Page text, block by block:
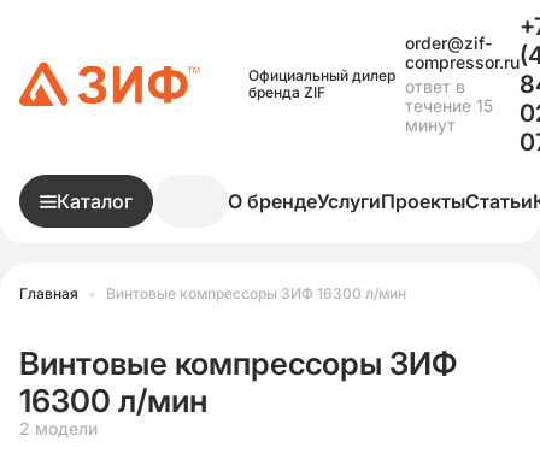
Официальный дилер
бренда ZIF
order@zif-
compressor.ru
ответ в
течение 15
минут
Каталог О брендеУслугиПроектыСтатьи
Главная • Винтовые компрессоры ЗИФ 16300 л/мин
Винтовые компрессоры ЗИФ
16300 л/мин
2 модели